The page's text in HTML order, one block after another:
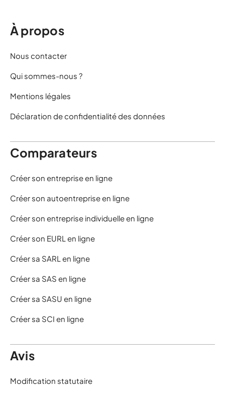
À propos
Nous contacter
Qui sommes-nous ?
Mentions légales
Déclaration de confidentialité des données
Comparateurs
Créer son entreprise en ligne
Créer son autoentreprise en ligne
Créer son entreprise individuelle en ligne
Créer son EURL en ligne
Créer sa SARL en ligne
Créer sa SAS en ligne
Créer sa SASU en ligne
Créer sa SCI en ligne
Avis
Modification statutaire